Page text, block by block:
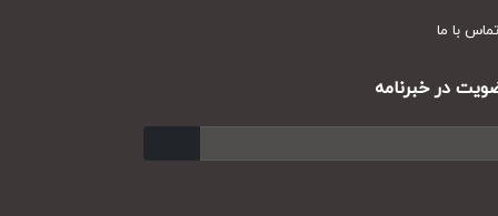
با ما
در خبرنامه